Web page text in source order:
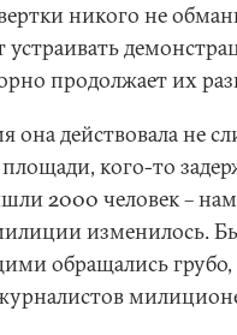
никого не
устраивать
продолжает их
она действовала не
кого-то
2000 человек –
изменилось.
обращались грубо,